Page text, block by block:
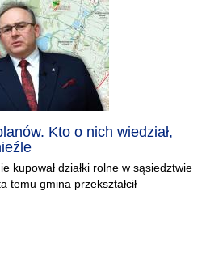
Kto o nich wiedział,
kupował działki rolne w sąsiedztwie
temu gmina przekształcił